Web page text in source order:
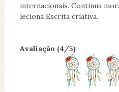
internacionais. Continua
leciona Escrita criativa.
Avaliação (4/5)